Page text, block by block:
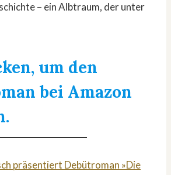
– ein Albtraum, der unter
um den
bei Amazon
präsentiert Debütroman »Die